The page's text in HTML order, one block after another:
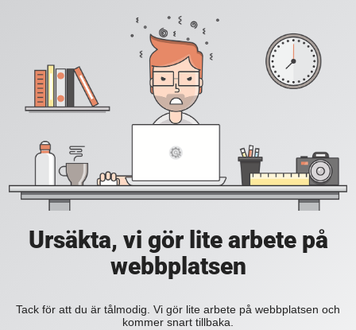
Ursäkta, vi gör lite arbete på
webbplatsen
Tack för att du är tålmodig. Vi gör lite arbete på webbplatsen och
kommer snart tillbaka.